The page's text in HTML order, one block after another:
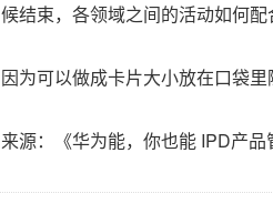
候结束，各领域之间的活动如何配
因为可以做成卡片大小放在口袋
来源：《华为能，你也能 IPD产品